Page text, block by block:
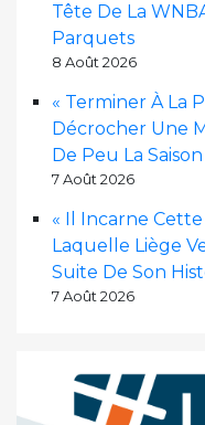
Tête De La
Parquets
8 Août 2026
« Terminer À La
Décrocher Une
De Peu La
7 Août 2026
« Il Incarne
Laquelle Liège
Suite De Son
7 Août 2026